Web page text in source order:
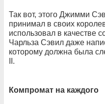
Так вот, этого Джимми
принимал в своих
использовал в качестве
Чарльза Сэвил даже
которому должна была
II.
Компромат на каждого